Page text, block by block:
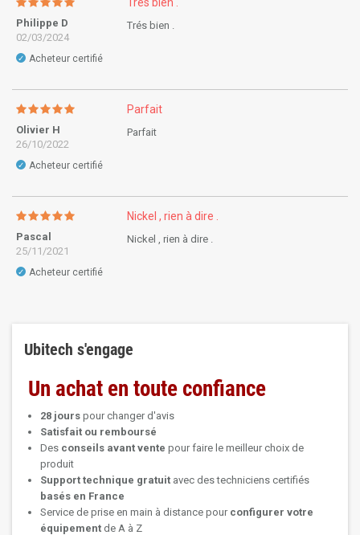
Philippe D
02/03/2024
✓ Acheteur certifié
Trés bien .
Olivier H
26/10/2022
✓ Acheteur certifié
Parfait
Parfait
Pascal
25/11/2021
✓ Acheteur certifié
Nickel , rien à dire .
Nickel , rien à dire .
Ubitech s'engage
Un achat en toute confiance
28 jours pour changer d'avis
Satisfait ou remboursé
Des conseils avant vente pour faire le meilleur choix de
produit
Support technique gratuit avec des techniciens certifiés
basés en France
Service de prise en main à distance pour configurer votre
équipement de A à Z